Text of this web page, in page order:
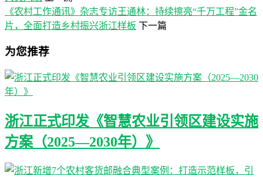
《农村工作通讯》杂志专访王通林：持续擦亮“千万工程”金名
片，全面打造乡村振兴浙江样板 下一篇
为您推荐
浙江正式印发《智慧农业引领区建设实施
方案（2025—2030年）》